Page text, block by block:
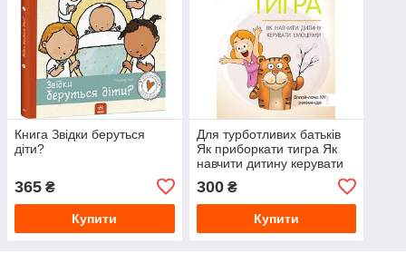
Книга Звідки беруться
діти?
365 ₴
Купити
Для турботливих батьків
Як приборкати тигра Як
навчити дитину керувати
300₴
Купити